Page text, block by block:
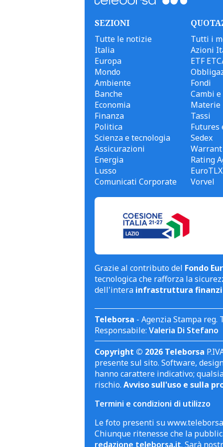
SEZIONI
Tutte le notizie
Italia
Europa
Mondo
Ambiente
Banche
Economia
Finanza
Politica
Scienza e tecnologia
Assicurazioni
Energia
Lusso
Comunicati Corporate
Tutti i
Azioni
ETF
Fondi
Cambi
Materie
Tassi
Futures
Sedex
Warrant
Rating
EuroTLX
Vorvel
Grazie al contributo del Fondo
tecnologica che rafforza la
dell'intera infrastruttura
Teleborsa - Agenzia Stampa
Responsabile: Valeria Di Stefano
Copyright © 2026 Teleborsa
presente sul sito. Software,
hanno carattere indicativo;
rischio. Avviso sull'uso e sulla
Termini e condizioni di utilizzo
Le foto presenti su
Chiunque ritenesse che la
redazione teleborsa.it. Sarà